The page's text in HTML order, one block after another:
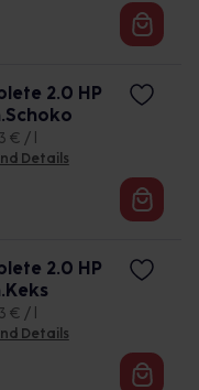
2.0 HP
€ / l
Details
2.0 HP
€ / l
Details